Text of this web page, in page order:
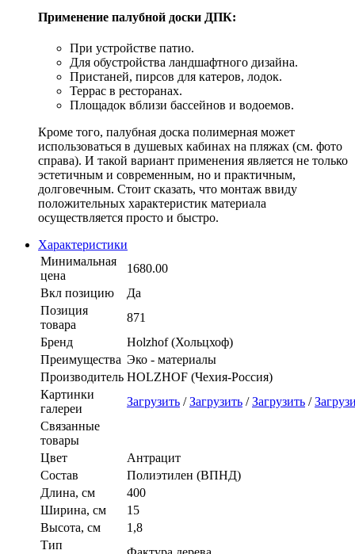
Применение палубной доски ДПК:
При устройстве патио.
Для обустройства ландшафтного дизайна.
Пристаней, пирсов для катеров, лодок.
Террас в ресторанах.
Площадок вблизи бассейнов и водоемов.
Кроме того, палубная доска полимерная может
использоваться в душевых кабинах на пляжах (см. фото
справа). И такой вариант применения является не только
эстетичным и современным, но и практичным,
долговечным. Стоит сказать, что монтаж ввиду
положительных характеристик материала
осуществляется просто и быстро.
Характеристики
Минимальная
цена
1680.00
Вкл позицию
Да
Позиция
товара
871
Бренд
Holzhof (Хольцхоф)
Преимущества Эко - материалы
Производитель HOLZHOF (Чехия-Россия)
Картинки
галереи
Загрузить /Загрузить /Загрузить /
Связанные
товары
Цвет
Антрацит
Состав
Полиэтилен (ВПНД)
Длина, см
400
Ширина, см
15
Высота, см
1,8
Тип